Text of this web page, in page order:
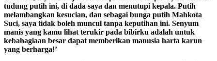
tudung putih ini, di dada saya dan menutupi kepala. Putih
melambangkan kesucian, dan sebagai bunga putih Mahkota
Suci, saya tidak boleh muncul tanpa keputihan ini. Senyum
manis yang kamu lihat terukir pada bibirku adalah untuk
kebahagiaan besar dapat memberikan manusia harta karun
yang berharga!’